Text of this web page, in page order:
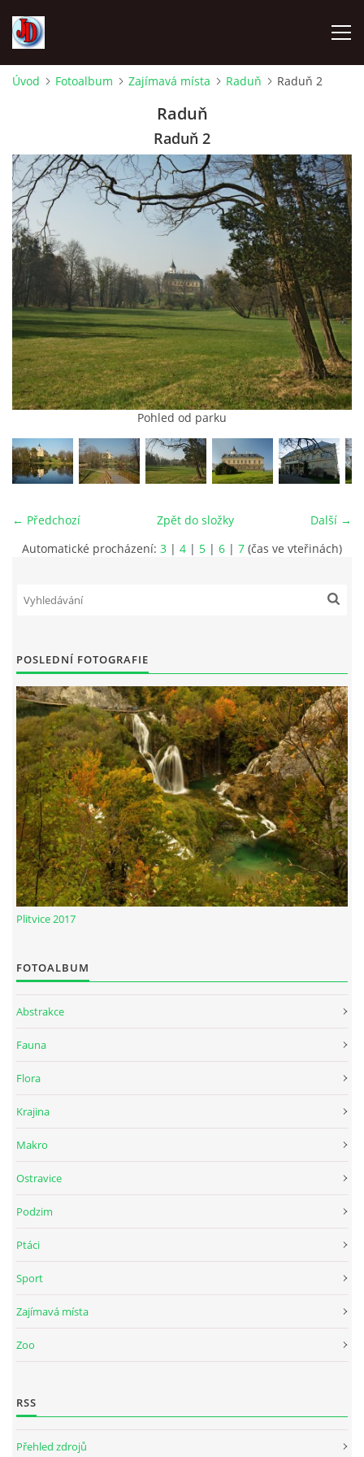
FOTOALBUM
Z CEST
NÁVŠTĚVNÍ KNIHA
OSTRAVICE SRAZY
vm24@atlas.cz
© 2026 eStránky.cz |RSS|Tisk|Aktualizováno: 4. 11. 2025|Nahoru ↑
Úvod Fotoalbum Zajímavá místa Raduň Raduň 2
Raduň
Raduň 2
Pohled od parku
← Předchozí Další →
Zpět do složky
Automatické procházení: 3 | 4 | 5 | 6 | 7 (čas ve vteřinách)
POSLEDNÍ FOTOGRAFIE
Plitvice 2017
FOTOALBUM
Abstrakce
Fauna
Flora
Krajina
Makro
Ostravice
Podzim
Ptáci
Sport
Zajímavá místa
Zoo
RSS
Přehled zdrojů